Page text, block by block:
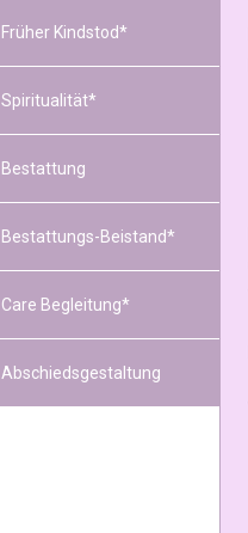
Früher Kindstod*
Spiritualität*
Bestattung
Bestattungs-Beistand*
Care Begleitung*
Abschiedsgestaltung